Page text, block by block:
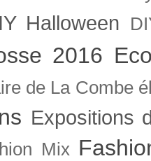
Halloween
2016
de La Combe
Expositions
Mix